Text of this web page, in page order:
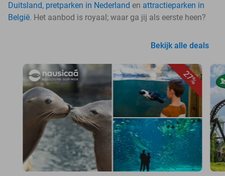
Duitsland, pretparken in Nederland en attractieparken in
België. Het aanbod is royaal; waar ga jij als eerste heen?
Bekijk alle deals
27%